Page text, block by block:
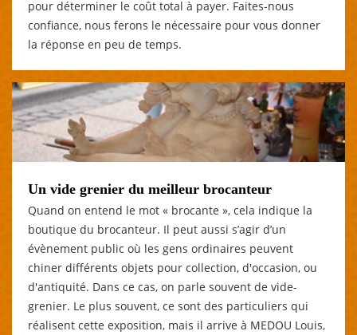
pour déterminer le coût total à payer. Faites-nous
confiance, nous ferons le nécessaire pour vous donner
la réponse en peu de temps.
Un vide grenier du meilleur brocanteur
Quand on entend le mot « brocante », cela indique la
boutique du brocanteur. Il peut aussi s’agir d’un
évènement public où les gens ordinaires peuvent
chiner différents objets pour collection, d'occasion, ou
d'antiquité. Dans ce cas, on parle souvent de vide-
grenier. Le plus souvent, ce sont des particuliers qui
réalisent cette exposition, mais il arrive à MEDOU Louis,